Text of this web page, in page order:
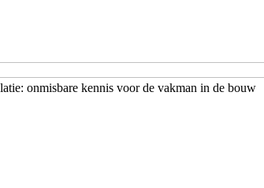
onmisbare kennis voor de vakman in de bouw